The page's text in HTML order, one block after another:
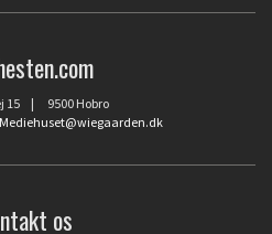
15 | 9500 Hobro
Mediehuset@wiegaarden.dk
os